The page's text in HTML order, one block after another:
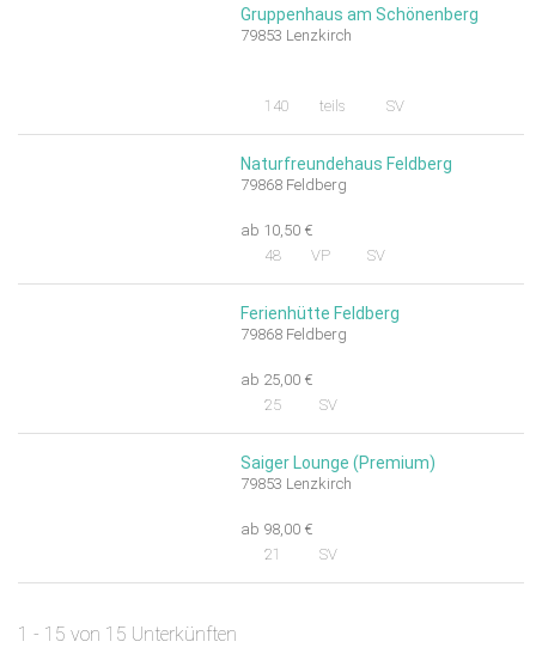
Gruppenhaus am Schönenberg
79853 Lenzkirch
140 teils SV
Naturfreundehaus Feldberg
79868 Feldberg
ab 10,50 €
48
VP SV
Ferienhütte Feldberg
79868 Feldberg
ab 25,00 €
25
SV
Saiger Lounge (Premium)
79853 Lenzkirch
ab 98,00 €
21
SV
1 - 15 von 15 Unterkünften